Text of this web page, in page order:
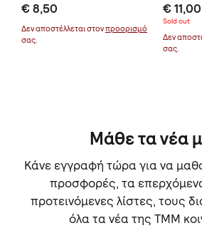
€ 8,50
Δεν αποστέλλεται στονπροορισμό
σας.
€ 11,00
Sold out
Δεν
σας.
Μάθε τα νέα
Κάνε εγγραφή τώρα για να
προσφορές, τα
προτεινόμενες λίστες, τους
όλα τα νέα της TMM